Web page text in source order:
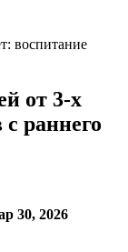
воспитание
от 3-х
раннего
30, 2026